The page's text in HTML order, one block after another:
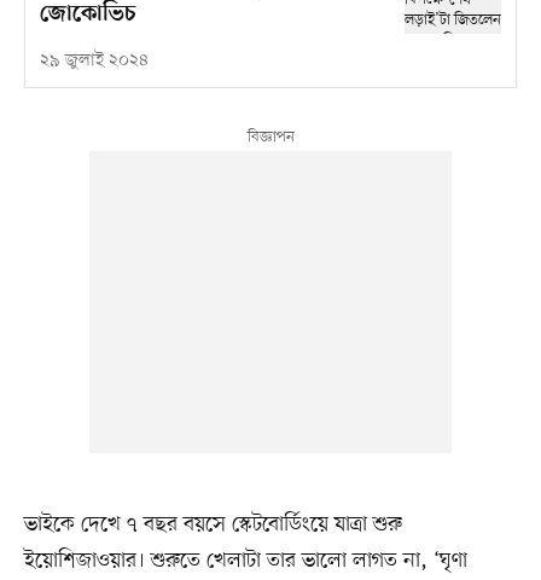
জোকোভিচ
২৯ জুলাই ২০২৪
ভাইকে দেখে ৭ বছর বয়সে স্কেটবোর্ডিংয়ে যাত্রা শুরু
ইয়োশিজাওয়ার। শুরুতে খেলাটা তার ভালো লাগত না, ‘ঘৃণা